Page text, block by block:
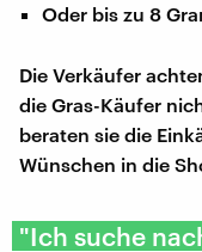
Oder bis zu 8
Die Verkäufer
die Gras-Käufer
beraten sie die
Wünschen in die
"Ich suche